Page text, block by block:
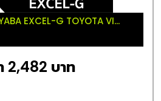
EXCEL-G TOYOTA VI...
2,482 บาท